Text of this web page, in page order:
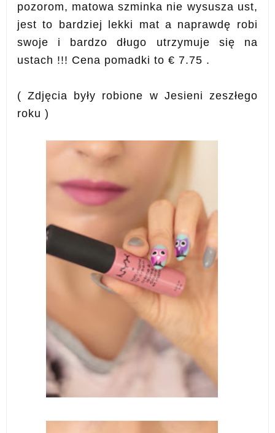
pozorom, matowa szminka nie wysusza ust,
jest to bardziej lekki mat a naprawdę robi
swoje i bardzo długo utrzymuje się na
ustach !!! Cena pomadki to € 7.75 .
( Zdjęcia były robione w Jesieni zeszłego
roku )